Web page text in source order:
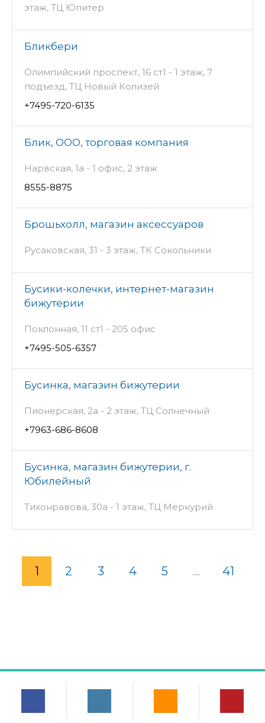
этаж, ТЦ Юпитер
Бликбери
Олимпийский проспект, 16 ст1 - 1 этаж, 7
подъезд, ТЦ Новый Колизей
+7495-720-6135
Блик, ООО, торговая компания
Нарвская, 1а - 1 офис, 2 этаж
8555-8875
Брошьхолл, магазин аксессуаров
Русаковская, 31 - 3 этаж, ТК Сокольники
Бусики-колечки, интернет-магазин
бижутерии
Поклонная, 11 ст1 - 205 офис
+7495-505-6357
Бусинка, магазин бижутерии
Пионерская, 2а - 2 этаж, ТЦ Солнечный
+7963-686-8608
Бусинка, магазин бижутерии, г.
Юбилейный
Тихонравова, 30а - 1 этаж, ТЦ Меркурий
1 2 3 4 5 ... 41